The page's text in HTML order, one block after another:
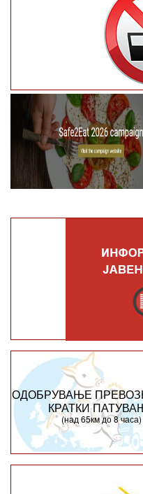
ОДОБРУВАЊЕ
КРАТКИ
(над 65км до 8 часа)